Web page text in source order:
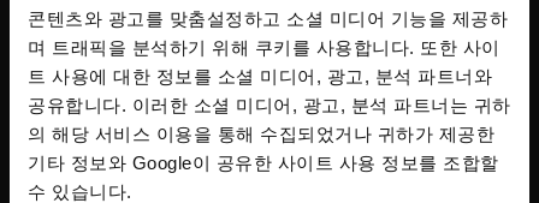
콘텐츠와 광고를 맞춤설정하고 소셜 미디어 기능을 제공하
며 트래픽을 분석하기 위해 쿠키를 사용합니다. 또한 사이
트 사용에 대한 정보를 소셜 미디어, 광고, 분석 파트너와
공유합니다. 이러한 소셜 미디어, 광고, 분석 파트너는 귀하
의 해당 서비스 이용을 통해 수집되었거나 귀하가 제공한
기타 정보와 Google이 공유한 사이트 사용 정보를 조합할
수 있습니다.